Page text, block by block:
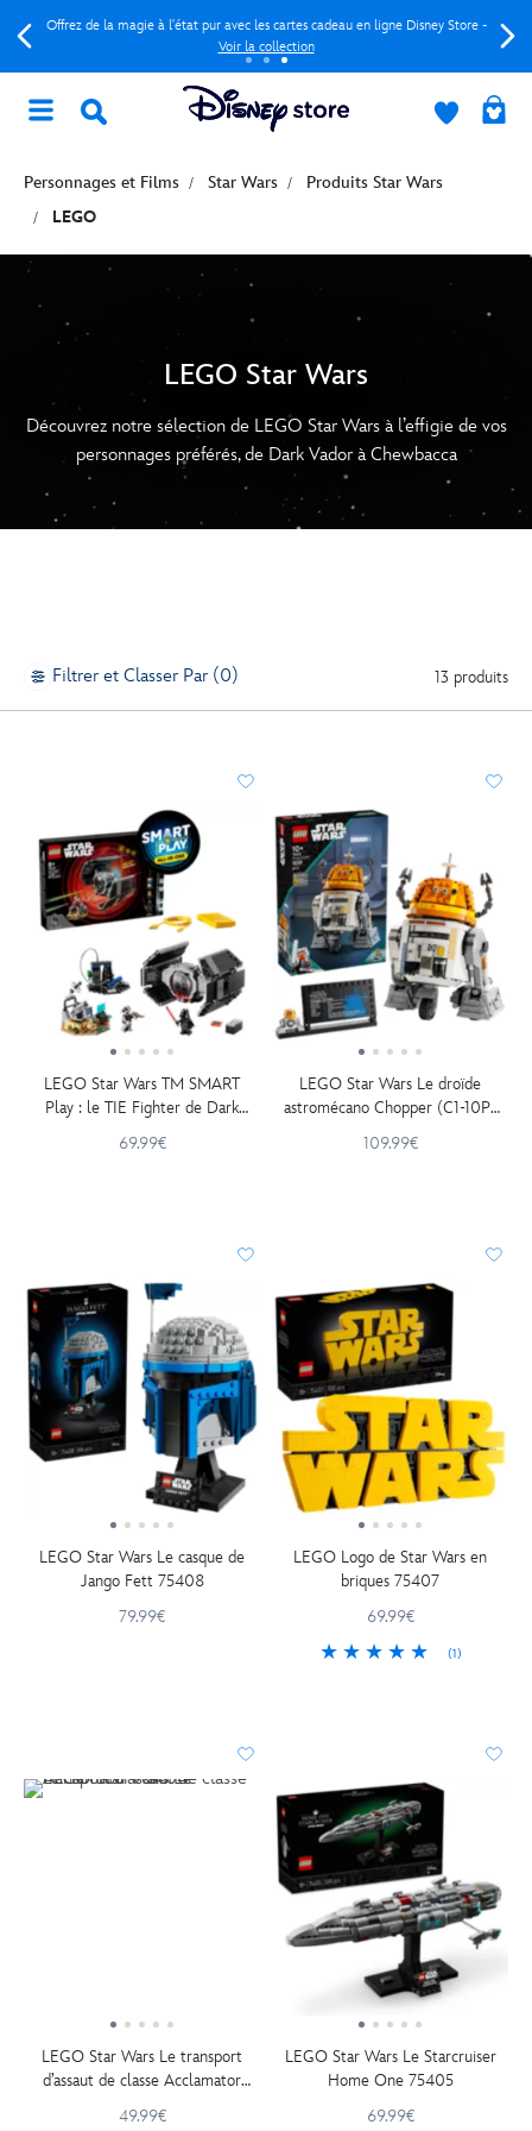
Offrez de la magie à l'état pur avec les cartes cadeau en ligne Disney Store -
Voir la collection
Personnages et Films Star Wars
Produits Star Wars
LEGO
LEGO Star Wars
Découvrez notre sélection de LEGO Star Wars à l’effigie de vos
personnages préférés, de Dark Vador à Chewbacca
Filtrer et Classer Par (0) 13 produits
LEGO Star Wars TM SMART
Play : le TIE Fighter de Dark
Vador Set 75421
69.99€
LEGO Star Wars Le droïde
astromécano Chopper (C1-10P)
75416
109.99€
LEGO Star Wars Le casque de
Jango Fett 75408
79.99€
LEGO Logo de Star Wars en
briques 75407
69.99€
(1)
LEGO Star Wars Le transport
d’assaut de classe Acclamator
75404
49.99€
LEGO Star Wars Le Starcruiser
Home One 75405
69.99€